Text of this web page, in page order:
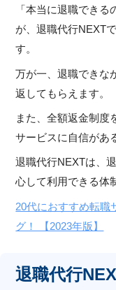
「本当に退職でき
が、退職代行NEXT
す。
万が一、退職できな
返してもらえます。
また、全額返金制度
サービスに自信があ
退職代行NEXTは、
心して利用できる体
20代におすすめ転職
グ！ 【2023年版】
退職代行